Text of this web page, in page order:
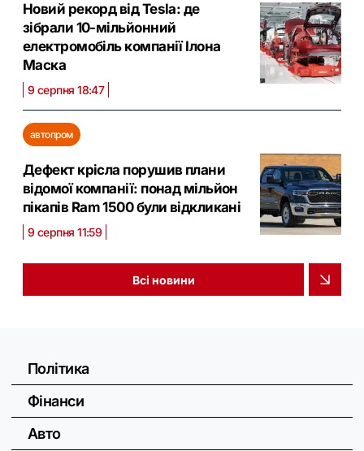
Новий рекорд від Tesla: де
зібрали 10-мільйонний
електромобіль компанії Ілона
Маска
9 серпня 18:47
автопром
Дефект крісла порушив плани
відомої компанії: понад мільйон
пікапів Ram 1500 були відкликані
9 серпня 11:59
Всі новини
Політика
Фінанси
Авто